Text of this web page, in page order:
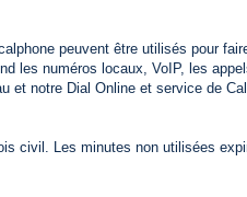
peuvent être utilisés pour
les numéros locaux, VoIP, les
et notre Dial Online et service de
civil. Les minutes non utilisées